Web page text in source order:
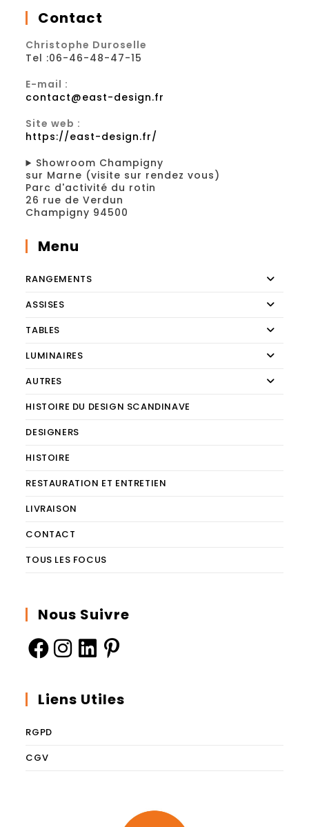
Contact
Christophe Duroselle
Tel :06-46-48-47-15
E-mail :
contact@east-design.fr
Site web :
https://east-design.fr/
Showroom Champigny
sur Marne (visite sur rendez vous)
Parc d'activité du rotin
26 rue de Verdun
Champigny 94500
Menu
RANGEMENTS
ASSISES
TABLES
LUMINAIRES
AUTRES
HISTOIRE DU DESIGN SCANDINAVE
DESIGNERS
HISTOIRE
RESTAURATION ET ENTRETIEN
LIVRAISON
CONTACT
TOUS LES FOCUS
Nous Suivre
Liens Utiles
RGPD
CGV